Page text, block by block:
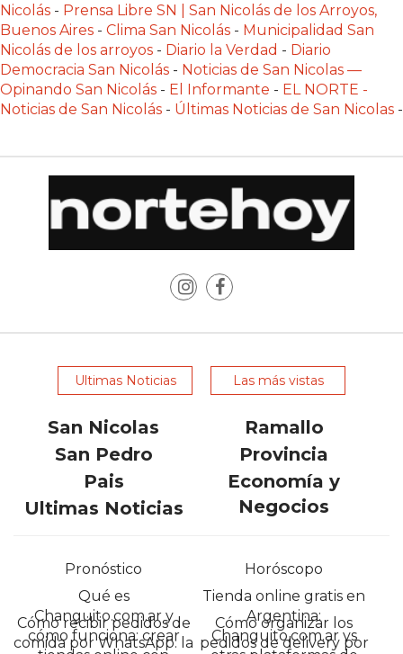
OPCIONES
CHANGUITO
PRESENTA
UNA
ALTERNATIVA
FUDO
MAXIREST
PARA
GESTIONAR
ONLINE
FORMATO
HERRAMIENTA
AUMENTAR
LAS
Nicolás - Prensa Libre SN | San Nicolás de los Arroyos,
Buenos Aires - Clima San Nicolás - Municipalidad San
Nicolás de los arroyos - Diario la Verdad - Diario
Democracia San Nicolás - Noticias de San Nicolas —
Opinando San Nicolás - El Informante - EL NORTE -
Noticias de San Nicolás - Últimas Noticias de San Nicolas -
Ultimas Noticias Las más vistas
San Nicolas
Ramallo
San Pedro
Provincia
Pais
Economía y
Negocios
Ultimas Noticias
Pronóstico
Horóscopo
Qué es
Changuito.com.ar y
cómo funciona: crear
Tienda online gratis en
Argentina:
Changuito.com.ar vs
Cómo recibir pedidos de
comida por WhatsApp: la
Cómo organizar los
pedidos de delivery por